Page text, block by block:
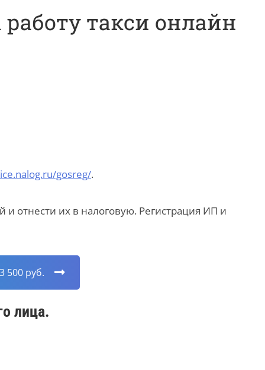
такси онлайн
gosreg/.
отнести их в налоговую. Регистрация ИП и
500 руб.
лица.